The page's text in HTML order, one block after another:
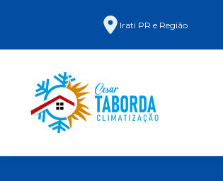
Irati PR e Região